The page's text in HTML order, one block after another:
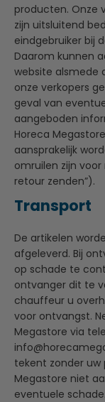
producten. Onze
zijn uitsluitend
eindgebruiker bij
Daarom kunnen
website alsmede
onze verkopers
geval van
aangeboden
Horeca
aansprakelijk
omruilen zijn voor
retour zenden”).
Transport
De artikelen
afgeleverd. Bij
op schade te
ontvanger dit te
chauffeur u
voor ontvangst.
Megastore via
tekent zonder
Megastore niet
eventuele schade.